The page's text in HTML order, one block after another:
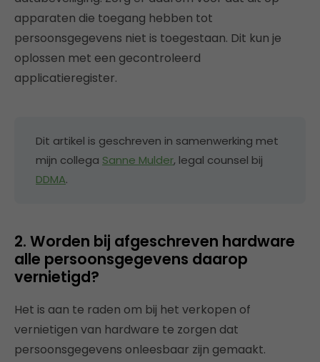
apparaten die toegang hebben tot
persoonsgegevens niet is toegestaan. Dit kun je
oplossen met een gecontroleerd
applicatieregister.
Dit artikel is geschreven in samenwerking met
mijn collega Sanne Mulder, legal counsel bij
DDMA.
2. Worden bij afgeschreven hardware
alle persoonsgegevens daarop
vernietigd?
Het is aan te raden om bij het verkopen of
vernietigen van hardware te zorgen dat
persoonsgegevens onleesbaar zijn gemaakt.